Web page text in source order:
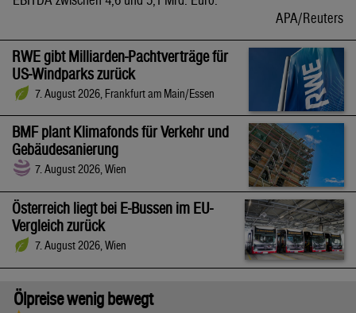
APA/Reuters
RWE gibt Milliarden-Pachtverträge für
US-Windparks zurück
7. August 2026, Frankfurt am Main/Essen
BMF plant Klimafonds für Verkehr und
Gebäudesanierung
7. August 2026, Wien
Österreich liegt bei E-Bussen im EU-
Vergleich zurück
7. August 2026, Wien
Ölpreise wenig bewegt